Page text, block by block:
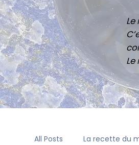
All Posts La recette du